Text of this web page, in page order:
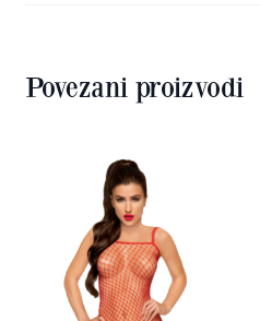
Povezani proizvodi